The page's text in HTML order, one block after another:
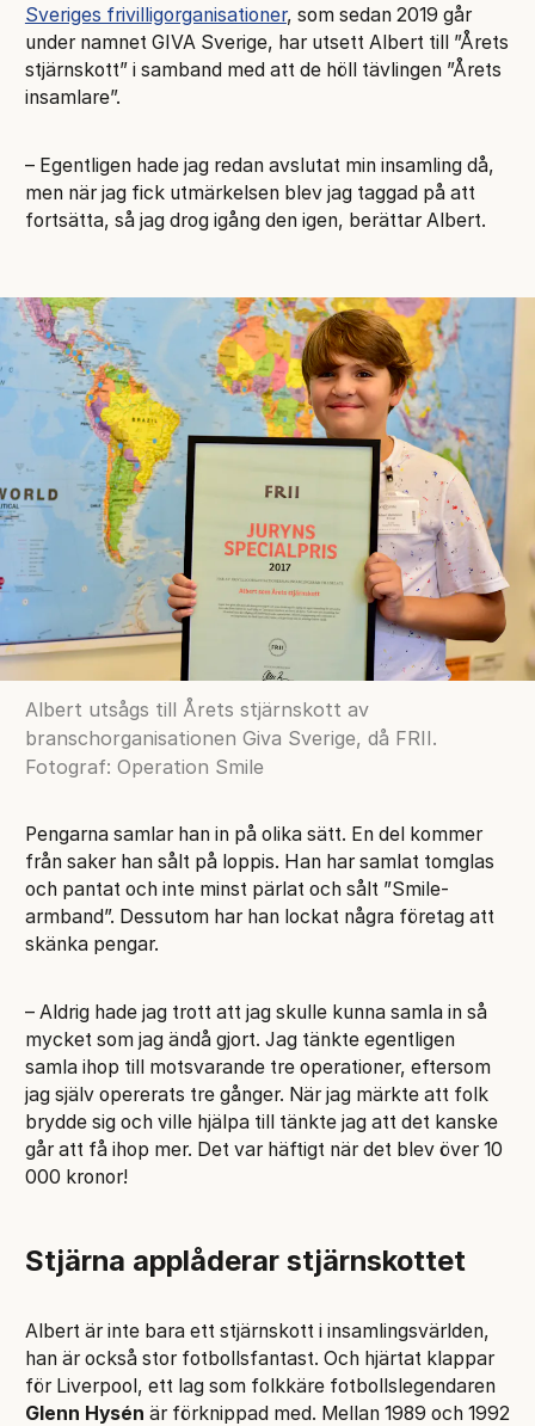
Sveriges frivilligorganisationer, som sedan 2019 går
under namnet GIVA Sverige, har utsett Albert till ”Årets
stjärnskott” i samband med att de höll tävlingen ”Årets
insamlare”.
– Egentligen hade jag redan avslutat min insamling då,
men när jag fick utmärkelsen blev jag taggad på att
fortsätta, så jag drog igång den igen, berättar Albert.
Albert utsågs till Årets stjärnskott av
branschorganisationen Giva Sverige, då FRII.
Fotograf: Operation Smile
Pengarna samlar han in på olika sätt. En del kommer
från saker han sålt på loppis. Han har samlat tomglas
och pantat och inte minst pärlat och sålt ”Smile-
armband”. Dessutom har han lockat några företag att
skänka pengar.
– Aldrig hade jag trott att jag skulle kunna samla in så
mycket som jag ändå gjort. Jag tänkte egentligen
samla ihop till motsvarande tre operationer, eftersom
jag själv opererats tre gånger. När jag märkte att folk
brydde sig och ville hjälpa till tänkte jag att det kanske
går att få ihop mer. Det var häftigt när det blev över 10
000 kronor!
Stjärna applåderar stjärnskottet
Albert är inte bara ett stjärnskott i insamlingsvärlden,
han är också stor fotbollsfantast. Och hjärtat klappar
för Liverpool, ett lag som folkkäre fotbollslegendaren
Glenn Hysén är förknippad med. Mellan 1989 och 1992